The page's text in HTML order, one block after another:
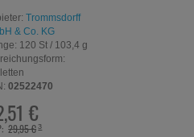
Trommsdorff
& Co. KG
120 St/ 103,4 g
02522470
€
29,95 €³